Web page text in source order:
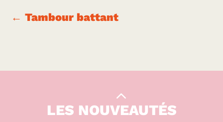
←Tambour battant
LES NOUVEAUTÉS